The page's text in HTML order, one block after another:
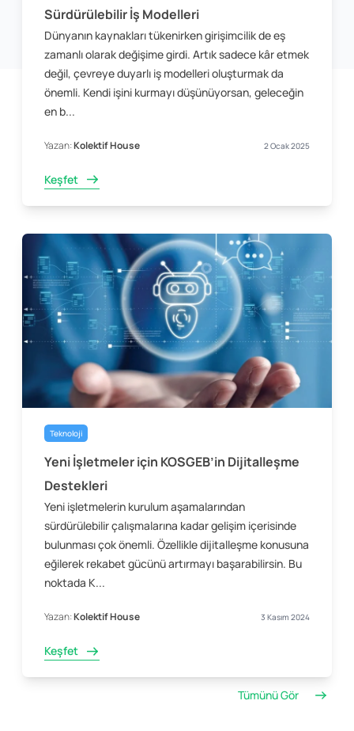
Sürdürülebilir İş Modelleri
Dünyanın kaynakları tükenirken girişimcilik de eş
zamanlı olarak değişime girdi. Artık sadece kâr etmek
değil, çevreye duyarlı iş modelleri oluşturmak da
önemli. Kendi işini kurmayı düşünüyorsan, geleceğin
en b...
Yazan:Kolektif House 2 Ocak 2025
Keşfet
Teknoloji
Yeni İşletmeler için KOSGEB’in Dijitalleşme
Destekleri
Yeni işletmelerin kurulum aşamalarından
sürdürülebilir çalışmalarına kadar gelişim içerisinde
bulunması çok önemli. Özellikle dijitalleşme konusuna
eğilerek rekabet gücünü artırmayı başarabilirsin. Bu
noktada K...
Yazan:Kolektif House 3 Kasım 2024
Keşfet
Tümünü Gör